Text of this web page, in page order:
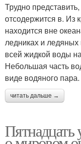
Трудно
отсодержится в. Из
находится вне
ледниках и
всей жидкой воды
Небольшая часть
виде водяного пара.
читать дальше →
Пятнадцать